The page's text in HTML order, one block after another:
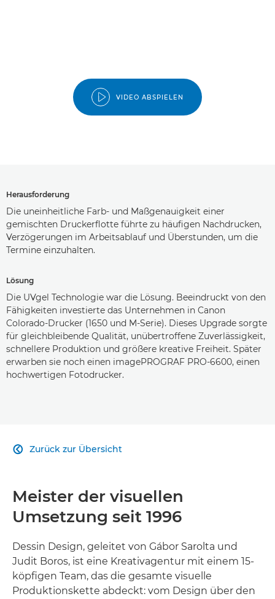
VIDEO ABSPIELEN
Herausforderung
Die uneinheitliche Farb- und Maßgenauigkeit einer
gemischten Druckerflotte führte zu häufigen Nachdrucken,
Verzögerungen im Arbeitsablauf und Überstunden, um die
Termine einzuhalten.
Lösung
Die UVgel Technologie war die Lösung. Beeindruckt von den
Fähigkeiten investierte das Unternehmen in Canon
Colorado-Drucker (1650 und M-Serie). Dieses Upgrade sorgte
für gleichbleibende Qualität, unübertroffene Zuverlässigkeit,
schnellere Produktion und größere kreative Freiheit. Später
erwarben sie noch einen imagePROGRAF PRO-6600, einen
hochwertigen Fotodrucker.
Zurück zur Übersicht

Meister der visuellen
Umsetzung seit 1996
Dessin Design, geleitet von Gábor Sarolta und
Judit Boros, ist eine Kreativagentur mit einem 15-
köpfigen Team, das die gesamte visuelle
Produktionskette abdeckt: vom Design über den